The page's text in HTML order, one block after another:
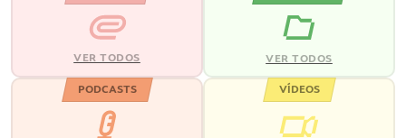
VER TODOS VER TODOS
PODCASTS VÍDEOS